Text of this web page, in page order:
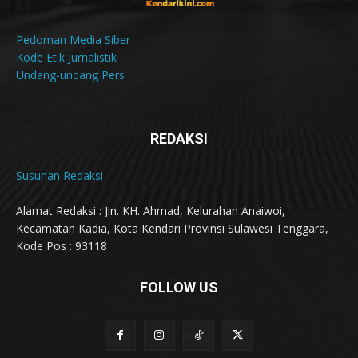
Pedoman Media Siber
Kode Etik Jurnalistik
Undang-undang Pers
REDAKSI
Susunan Redaksi
Alamat Redaksi : Jln. KH. Ahmad, Kelurahan Anaiwoi,
Kecamatan Kadia, Kota Kendari Provinsi Sulawesi Tenggara,
Kode Pos : 93118
FOLLOW US